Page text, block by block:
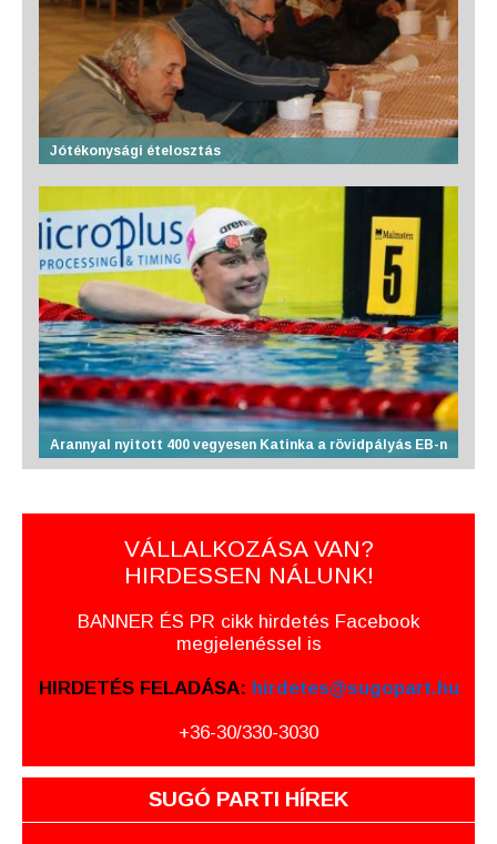
Jótékonysági ételosztás
Arannyal nyitott 400 vegyesen Katinka a rövidpályás EB-n
VÁLLALKOZÁSA VAN?
HIRDESSEN NÁLUNK!
BANNER ÉS PR cikk hirdetés Facebook
megjelenéssel is
HIRDETÉS FELADÁSA: hirdetes@sugopart.hu
+36-30/330-3030
SUGÓ PARTI HÍREK